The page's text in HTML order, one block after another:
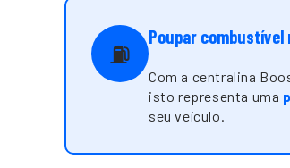
⛽
Poupar combustível
Com a centralina
isto representa uma
seu veículo.